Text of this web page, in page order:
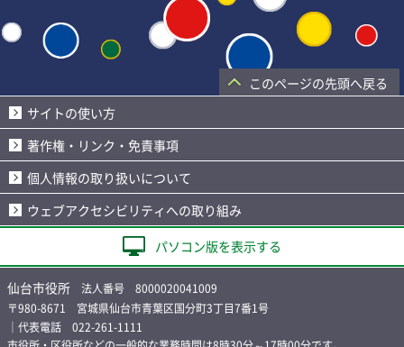
このページの先頭へ戻る
サイトの使い方
著作権・リンク・免責事項
個人情報の取り扱いについて
ウェブアクセシビリティへの取り組み
パソコン版を表示する
仙台市役所 法人番号 8000020041009
〒980-8671 宮城県仙台市青葉区国分町3丁目7番1号
｜代表電話 022-261-1111